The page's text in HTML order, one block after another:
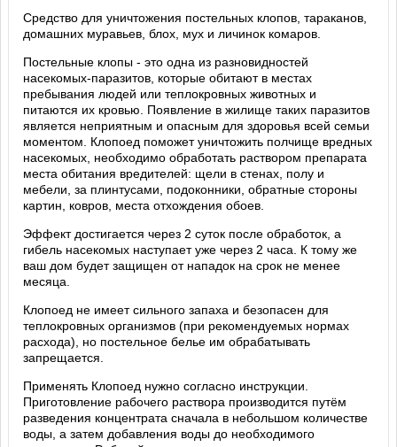
Средство для уничтожения постельных клопов, тараканов,
домашних муравьев, блох, мух и личинок комаров.
Постельные клопы - это одна из разновидностей
насекомых-паразитов, которые обитают в местах
пребывания людей или теплокровных животных и
питаются их кровью. Появление в жилище таких паразитов
является неприятным и опасным для здоровья всей семьи
моментом. Клопоед поможет уничтожить полчище вредных
насекомых, необходимо обработать раствором препарата
места обитания вредителей: щели в стенах, полу и
мебели, за плинтусами, подоконники, обратные стороны
картин, ковров, места отхождения обоев.
Эффект достигается через 2 суток после обработок, а
гибель насекомых наступает уже через 2 часа. К тому же
ваш дом будет защищен от нападок на срок не менее
месяца.
Клопоед не имеет сильного запаха и безопасен для
теплокровных организмов (при рекомендуемых нормах
расхода), но постельное белье им обрабатывать
запрещается.
Применять Клопоед нужно согласно инструкции.
Приготовление рабочего раствора производится путём
разведения концентрата сначала в небольшом количестве
воды, а затем добавления воды до необходимого